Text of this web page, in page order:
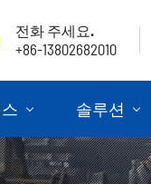
전화 주세요.
+86-13802682010
솔루션